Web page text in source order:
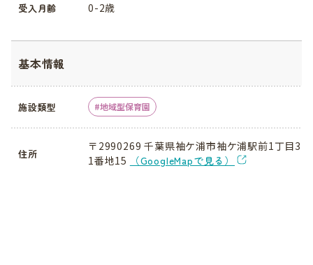
受入月齢 0-2歳
基本情報
施設類型 地域型保育園
住所
〒2990269 千葉県袖ケ浦市袖ケ浦駅前1丁目3
1番地15
（GoogleMapで見る）